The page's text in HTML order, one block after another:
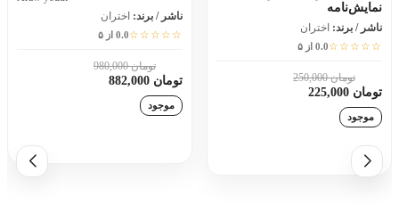
نمایش‌نامه
ناشر / برند: اختران
☆☆☆☆☆0.0 از ۵
تومان 250,000
تومان 225,000
موجود
ناشر / برند: اختران
☆☆☆☆☆0.0 از ۵
تومان 980,000
تومان 882,000
موجود